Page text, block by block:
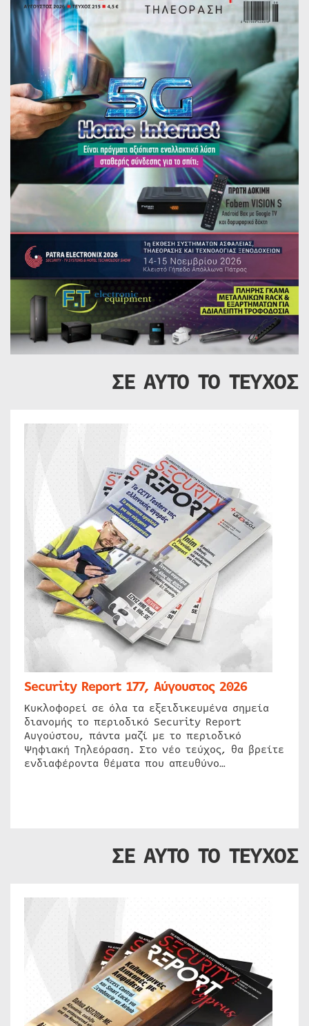
ΣΕ ΑΥΤΟ ΤΟ ΤΕΥΧΟΣ
Security Report 177, Αύγουστος 2026
Κυκλοφορεί σε όλα τα εξειδικευμένα σημεία
διανομής το περιοδικό Security Report
Αυγούστου, πάντα μαζί με το περιοδικό
Ψηφιακή Τηλεόραση. Στο νέο τεύχος, θα βρείτε
ενδιαφέροντα θέματα που απευθύνο…
ΣΕ ΑΥΤΟ ΤΟ ΤΕΥΧΟΣ